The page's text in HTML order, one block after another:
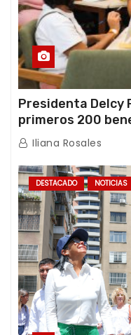
Presidenta Delcy
primeros 200
de los Abuelos
Iliana Rosales
DESTACADO NOTICIAS